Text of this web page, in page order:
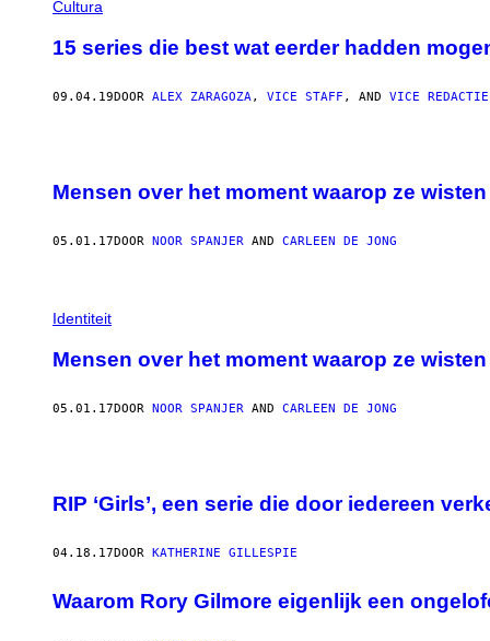
Cultura
15 series die best wat eerder hadden
09.04.19DOOR ALEX ZARAGOZA, VICE STAFF , AND VICE REDACTIE
Mensen over het moment waarop ze
05.01.17DOOR NOOR SPANJER AND CARLEEN DE JONG
Identiteit
Mensen over het moment waarop ze
05.01.17DOOR NOOR SPANJER AND CARLEEN DE JONG
RIP ‘Girls’, een serie die door iedereen
04.18.17DOOR KATHERINE GILLESPIE
Waarom Rory Gilmore eigenlijk een